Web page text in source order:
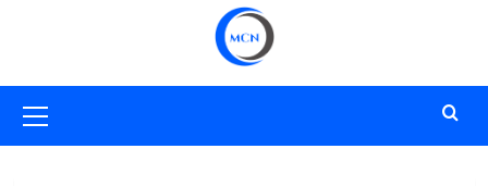
primario